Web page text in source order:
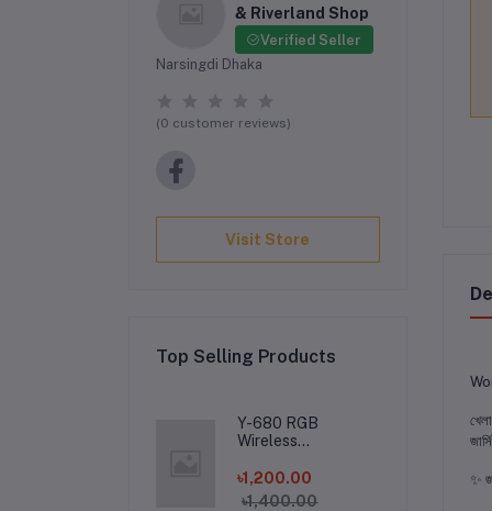
& Riverland Shop
Verified Seller
Narsingdi Dhaka
(0 customer reviews)
Visit Store
Top Selling Products
Y-680 RGB
Wireless
৳1,200.00
৳1,400.00
​✨